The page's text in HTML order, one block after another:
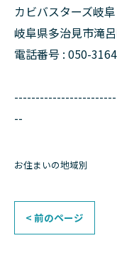
カビバスターズ岐阜
岐阜県多治見市滝
電話番号 : 050-
--
お住まいの地域別
< 前のページ